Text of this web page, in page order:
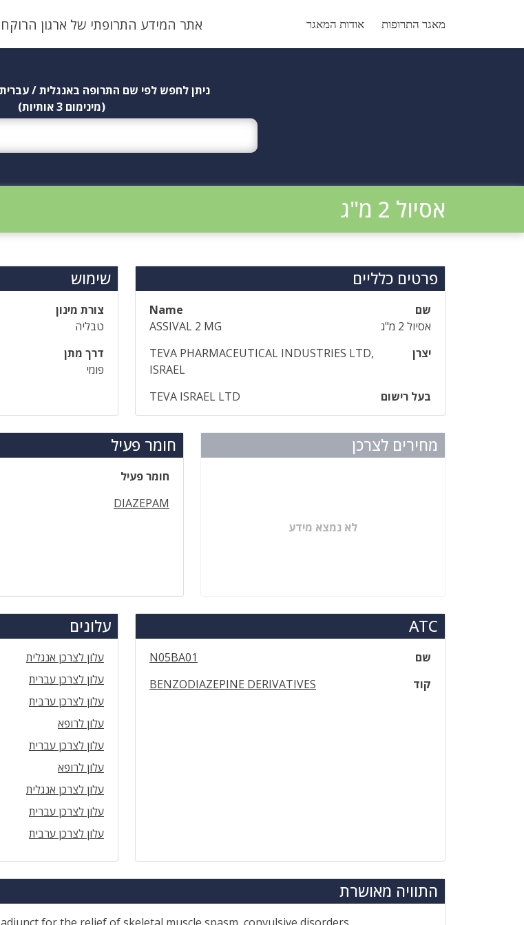
מאגר התרופות אודות המאגר אתר המידע התרופתי של ארגון
ניתן לחפש לפי שם התרופה באנגלית /
(מינימום 3 אותיות)
אסיול 2 מ"ג
פרטים כלליים
שם
Name
אסיול 2 מ"ג
ASSIVAL 2 MG
יצרן
TEVA PHARMACEUTICAL INDUSTRIES LTD,
ISRAEL
בעל רישום
TEVA ISRAEL LTD
שימוש
צורת מינון
טבליה
דרך מתן
פומי
מחירים לצרכן
לא נמצא מידע
חומר פעיל
חומר פעיל
DIAZEPAM
ATC
שם
N05BA01
קוד
BENZODIAZEPINE DERIVATIVES
עלונים
עלון לצרכן אנגלית
עלון לצרכן עברית
עלון לצרכן ערבית
עלון לרופא
עלון לצרכן עברית
עלון לרופא
עלון לצרכן אנגלית
עלון לצרכן עברית
עלון לצרכן ערבית
התוויה מאושרת